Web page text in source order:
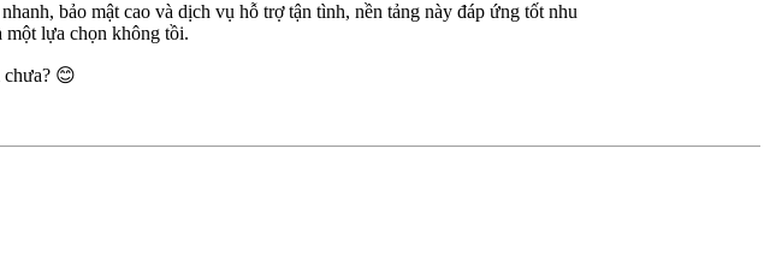
bảo mật cao và dịch vụ hỗ trợ tận tình, nền tảng này đáp ứng tốt nhu
một lựa chọn không tồi.
😊